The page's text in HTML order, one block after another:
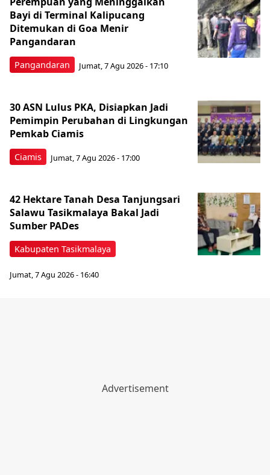
Pangandaran
Bayi di Terminal Kalipucang
Ditemukan di Goa Menir
Pangandaran
Jumat, 7 Agu 2026 - 17:10
Ciamis
30 ASN Lulus PKA, Disiapkan Jadi
Pemimpin Perubahan di Lingkungan
Pemkab Ciamis
Jumat, 7 Agu 2026 - 17:00
Kabupaten Tasikmalaya
42 Hektare Tanah Desa Tanjungsari
Salawu Tasikmalaya Bakal Jadi
Sumber PADes
Jumat, 7 Agu 2026 - 16:40